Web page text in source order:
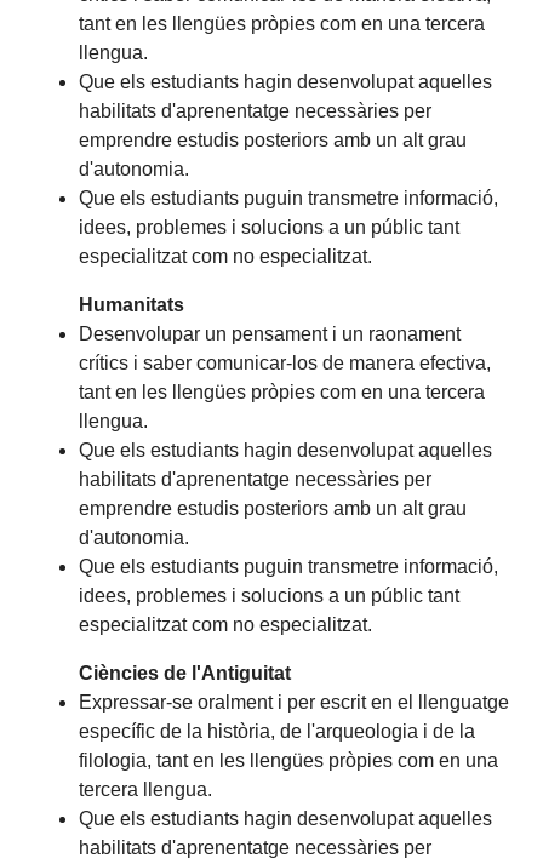
tant en les llengües pròpies com en una tercera
llengua.
Que els estudiants hagin desenvolupat aquelles
habilitats d'aprenentatge necessàries per
emprendre estudis posteriors amb un alt grau
d'autonomia.
Que els estudiants puguin transmetre informació,
idees, problemes i solucions a un públic tant
especialitzat com no especialitzat.
Humanitats
Desenvolupar un pensament i un raonament
crítics i saber comunicar-los de manera efectiva,
tant en les llengües pròpies com en una tercera
llengua.
Que els estudiants hagin desenvolupat aquelles
habilitats d'aprenentatge necessàries per
emprendre estudis posteriors amb un alt grau
d'autonomia.
Que els estudiants puguin transmetre informació,
idees, problemes i solucions a un públic tant
especialitzat com no especialitzat.
Ciències de l'Antiguitat
Expressar-se oralment i per escrit en el llenguatge
específic de la història, de l'arqueologia i de la
filologia, tant en les llengües pròpies com en una
tercera llengua.
Que els estudiants hagin desenvolupat aquelles
habilitats d'aprenentatge necessàries per